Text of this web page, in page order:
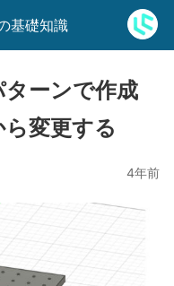
基礎知識
ターンで作成
変更する
4年前